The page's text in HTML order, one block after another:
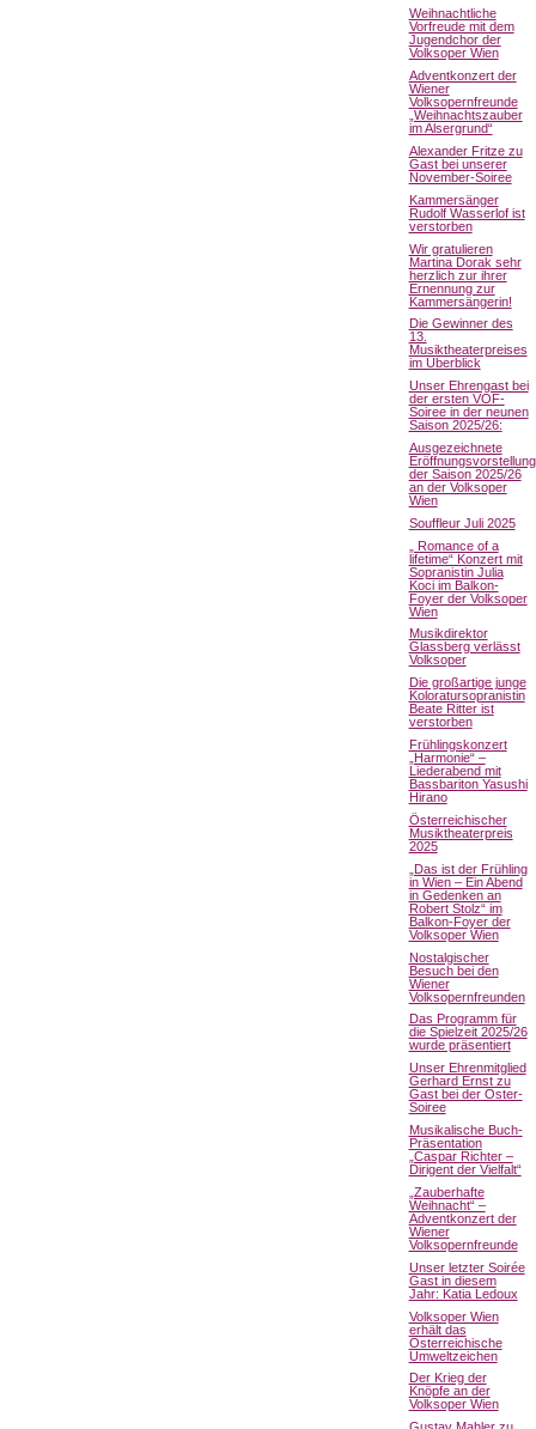
Weihnachtliche
Vorfreude mit dem
Jugendchor der
Volksoper Wien
Adventkonzert der
Wiener
Volksopernfreunde
„Weihnachtszauber
im Alsergrund“
Alexander Fritze zu
Gast bei unserer
November-Soiree
Kammersänger
Rudolf Wasserlof ist
verstorben
Wir gratulieren
Martina Dorak sehr
herzlich zur ihrer
Ernennung zur
Kammersängerin!
Die Gewinner des
13.
Musiktheaterpreises
im Überblick
Unser Ehrengast bei
der ersten VOF-
Soiree in der neunen
Saison 2025/26:
Ausgezeichnete
Eröffnungsvorstellung
der Saison 2025/26
an der Volksoper
Wien
Souffleur Juli 2025
„ Romance of a
lifetime“ Konzert mit
Sopranistin Julia
Koci im Balkon-
Foyer der Volksoper
Wien
Musikdirektor
Glassberg verlässt
Volksoper
Die großartige junge
Koloratursopranistin
Beate Ritter ist
verstorben
Frühlingskonzert
„Harmonie“ –
Liederabend mit
Bassbariton Yasushi
Hirano
Österreichischer
Musiktheaterpreis
2025
„Das ist der Frühling
in Wien – Ein Abend
in Gedenken an
Robert Stolz“ im
Balkon-Foyer der
Volksoper Wien
Nostalgischer
Besuch bei den
Wiener
Volksopernfreunden
Das Programm für
die Spielzeit 2025/26
wurde präsentiert
Unser Ehrenmitglied
Gerhard Ernst zu
Gast bei der Oster-
Soiree
Musikalische Buch-
Präsentation
„Caspar Richter –
Dirigent der Vielfalt“
„Zauberhafte
Weihnacht“ –
Adventkonzert der
Wiener
Volksopernfreunde
Unser letzter Soirée
Gast in diesem
Jahr: Katia Ledoux
Volksoper Wien
erhält das
Österreichische
Umweltzeichen
Der Krieg der
Knöpfe an der
Volksoper Wien